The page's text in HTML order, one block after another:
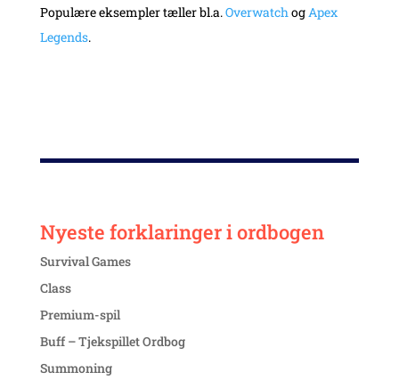
Populære eksempler tæller bl.a.OverwatchogApex
Legends.
Nyeste forklaringer i ordbogen
Survival Games
Class
Premium-spil
Buff – Tjekspillet Ordbog
Summoning